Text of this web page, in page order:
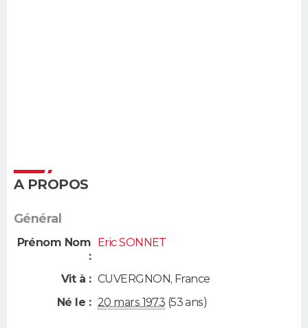
A PROPOS
Général
Prénom Nom
:
Eric SONNET
Vit à : CUVERGNON, France
Né le : 20 mars 1973 (53 ans)